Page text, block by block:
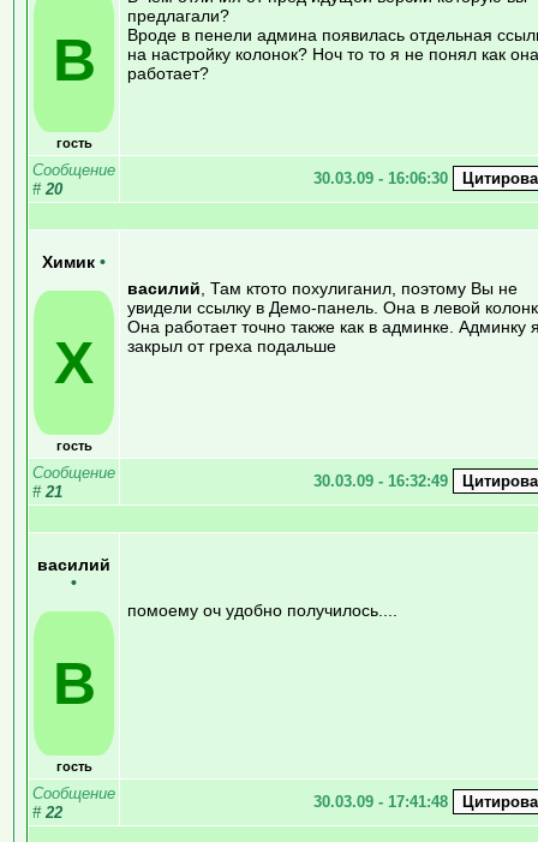
В
гость
предлагали?
Вроде в пенели админа появилась отдельная
на настройку колонок? Ноч то то я не понял как она
работает?
Сообщение
# 20
30.03.09 - 16:06:30
Химик •
Х
гость
василий , Там ктото похулиганил, поэтому Вы не
увидели ссылку в Демо-панель. Она в левой
Она работает точно также как в админке. Админку
закрыл от греха подальше
Сообщение
# 21
30.03.09 - 16:32:49
василий
•
В
гость
помоему оч удобно получилось....
Сообщение
# 22
30.03.09 - 17:41:48